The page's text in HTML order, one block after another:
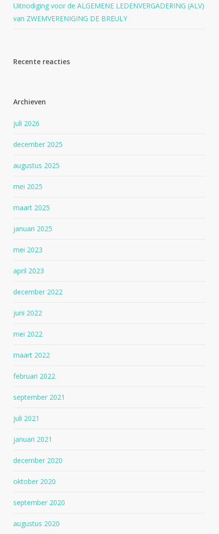
Uitnodiging voor de ALGEMENE LEDENVERGADERING (ALV)
van ZWEMVERENIGING DE BREULY
Recente reacties
Archieven
juli 2026
december 2025
augustus 2025
mei 2025
maart 2025
januari 2025
mei 2023
april 2023
december 2022
juni 2022
mei 2022
maart 2022
februari 2022
september 2021
juli 2021
januari 2021
december 2020
oktober 2020
september 2020
augustus 2020